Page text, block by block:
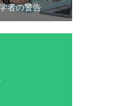
者の警告